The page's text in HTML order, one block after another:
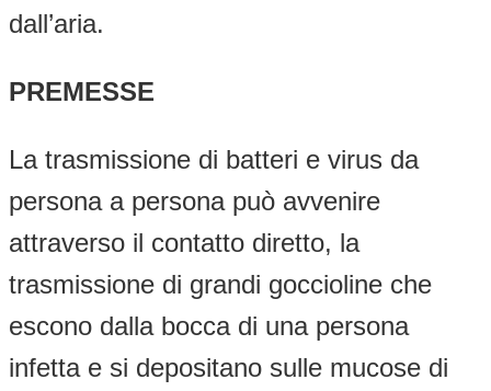
dall’aria.
PREMESSE
La trasmissione di batteri e virus da
persona a persona può avvenire
attraverso il contatto diretto, la
trasmissione di grandi goccioline che
escono dalla bocca di una persona
infetta e si depositano sulle mucose di